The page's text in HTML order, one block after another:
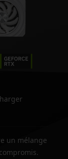
un mélange